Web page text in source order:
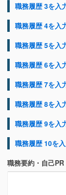
職務履歴 3を入
職務履歴 4を入
職務履歴 5を入
職務履歴 6を入
職務履歴 7を入
職務履歴 8を入
職務履歴 9を入
職務履歴 10を
職務要約・自己PR